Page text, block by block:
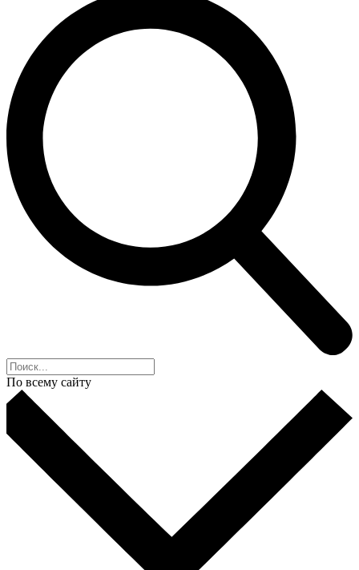
По всему сайту